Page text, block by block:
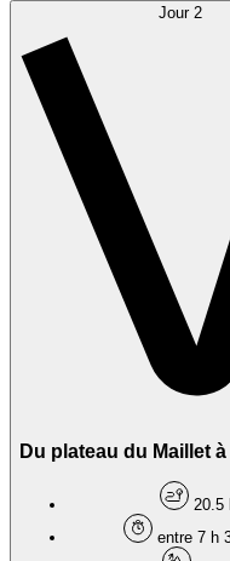
Jour 2
Du plateau du Maillet
20.5
entre 7 h